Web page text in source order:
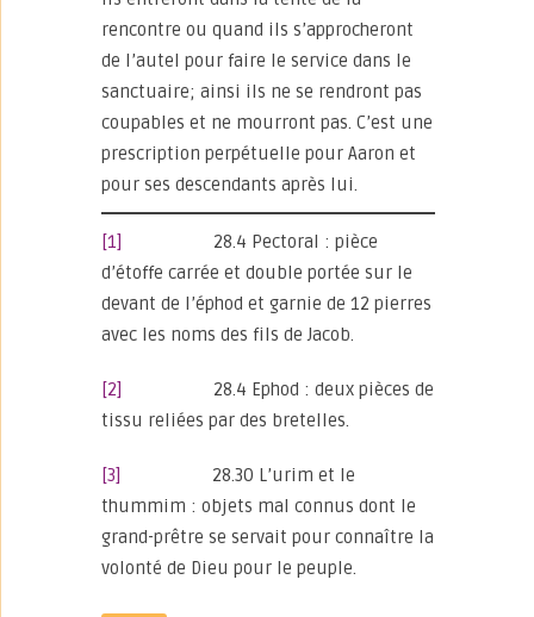
rencontre ou quand ils s’approcheront
de l’autel pour faire le service dans le
sanctuaire; ainsi ils ne se rendront pas
coupables et ne mourront pas. C’est une
prescription perpétuelle pour Aaron et
pour ses descendants après lui.
[1]
28.4 Pectoral : pièce
d’étoffe carrée et double portée sur le
devant de l’éphod et garnie de 12 pierres
avec les noms des fils de Jacob.
[2]
28.4 Ephod : deux pièces de
tissu reliées par des bretelles.
[3]
28.30 L’urim et le
thummim : objets mal connus dont le
grand-prêtre se servait pour connaître la
volonté de Dieu pour le peuple.